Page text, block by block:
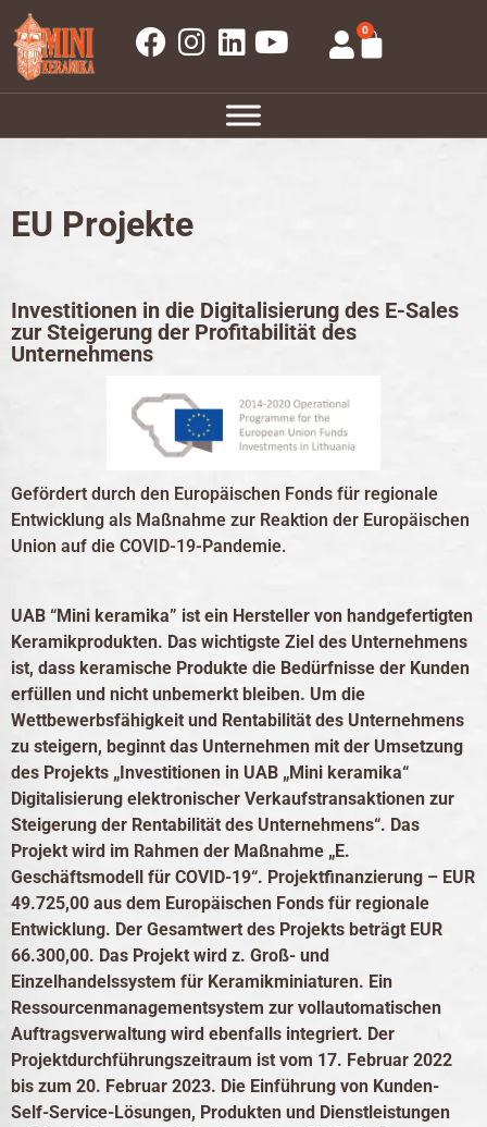
0
EU Projekte
Investitionen in die Digitalisierung des E-Sales
zur Steigerung der Profitabilität des
Unternehmens
Gefördert durch den Europäischen Fonds für regionale
Entwicklung als Maßnahme zur Reaktion der Europäischen
Union auf die COVID-19-Pandemie.
UAB “Mini keramika” ist ein Hersteller von handgefertigten
Keramikprodukten. Das wichtigste Ziel des Unternehmens
ist, dass keramische Produkte die Bedürfnisse der Kunden
erfüllen und nicht unbemerkt bleiben. Um die
Wettbewerbsfähigkeit und Rentabilität des Unternehmens
zu steigern, beginnt das Unternehmen mit der Umsetzung
des Projekts „Investitionen in UAB „Mini keramika“
Digitalisierung elektronischer Verkaufstransaktionen zur
Steigerung der Rentabilität des Unternehmens“. Das
Projekt wird im Rahmen der Maßnahme „E.
Geschäftsmodell für COVID-19“. Projektfinanzierung – EUR
49.725,00 aus dem Europäischen Fonds für regionale
Entwicklung. Der Gesamtwert des Projekts beträgt EUR
66.300,00. Das Projekt wird z. Groß- und
Einzelhandelssystem für Keramikminiaturen. Ein
Ressourcenmanagementsystem zur vollautomatischen
Auftragsverwaltung wird ebenfalls integriert. Der
Projektdurchführungszeitraum ist vom 17. Februar 2022
bis zum 20. Februar 2023. Die Einführung von Kunden-
Self-Service-Lösungen, Produkten und Dienstleistungen